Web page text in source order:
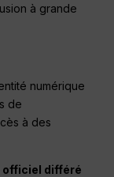
à grande
numérique
de
à des
officiel différé